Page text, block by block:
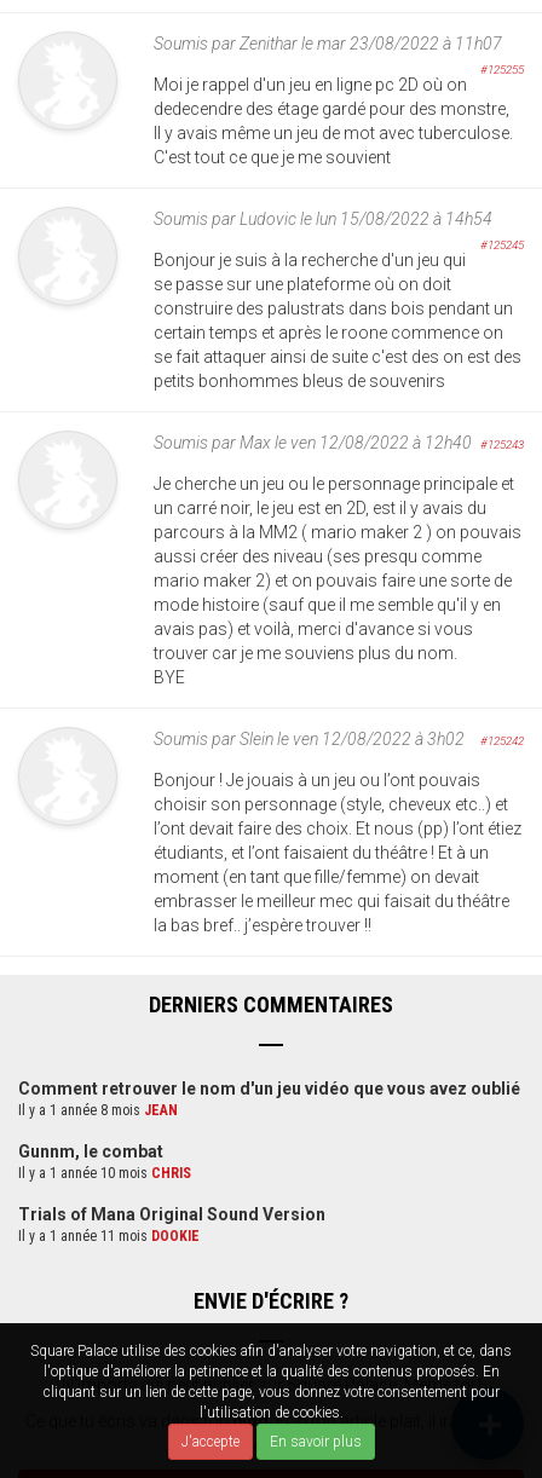
Square Palace utilise des cookies afin d'analyser votre navigation, et ce, dans
l'optique d'améliorer la petinence et la qualité des contenus proposés. En
cliquant sur un lien de cette page, vous donnez votre consentement pour
l'utilisation de cookies.
J'accepte
En savoir plus
Soumis parZenitharle mar 23/08/2022 à 11h07
#125255
Moi je rappel d'un jeu en ligne pc 2D où on
dedecendre des étage gardé pour des monstre,
Il y avais même un jeu de mot avec tuberculose.
C'est tout ce que je me souvient
Soumis parLudovicle lun 15/08/2022 à 14h54
#125245
Bonjour je suis à la recherche d'un jeu qui
se passe sur une plateforme où on doit
construire des palustrats dans bois pendant un
certain temps et après le roone commence on
se fait attaquer ainsi de suite c'est des on est des
petits bonhommes bleus de souvenirs
Soumis parMaxle ven 12/08/2022 à 12h40 #125243
Je cherche un jeu ou le personnage principale et
un carré noir, le jeu est en 2D, est il y avais du
parcours à la MM2 ( mario maker 2 ) on pouvais
aussi créer des niveau (ses presqu comme
mario maker 2) et on pouvais faire une sorte de
mode histoire (sauf que il me semble qu'il y en
avais pas) et voilà, merci d'avance si vous
trouver car je me souviens plus du nom.
BYE
Soumis parSleinle ven 12/08/2022 à 3h02 #125242
Bonjour ! Je jouais à un jeu ou l’ont pouvais
choisir son personnage (style, cheveux etc..) et
l’ont devait faire des choix. Et nous (pp) l’ont étiez
étudiants, et l’ont faisaient du théâtre ! Et à un
moment (en tant que fille/femme) on devait
embrasser le meilleur mec qui faisait du théâtre
la bas bref.. j’espère trouver !!
DERNIERS COMMENTAIRES
Comment retrouver le nom d'un jeu vidéo que vous avez oublié
Il y a 1 année 8 mois JEAN
Gunnm, le combat
Il y a 1 année 10 mois CHRIS
Trials of Mana Original Sound Version
Il y a 1 année 11 mois DOOKIE
ENVIE D'ÉCRIRE ?
N'importe qui peut publier sur Square Palace. Même toi !
Ce que tu écris va dans tonblog. Et si ton article plait, il ira dans la
Sélection SP.